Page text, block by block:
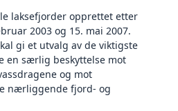
laksefjorder opprettet etter
2003 og 15. mai 2007.
gi et utvalg av de viktigste
en særlig beskyttelse mot
og mot
nærliggende fjord- og